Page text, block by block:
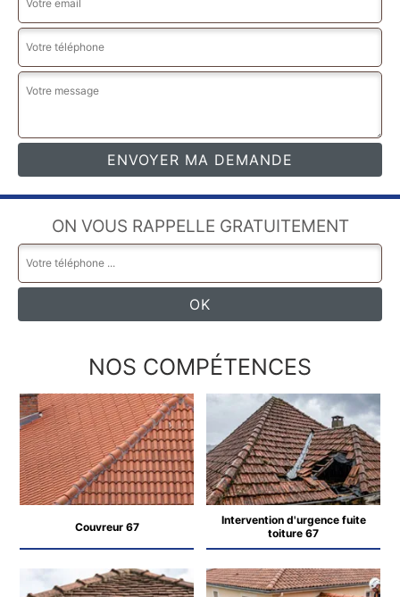
ON VOUS RAPPELLE GRATUITEMENT
NOS COMPÉTENCES
Couvreur 67
Intervention d'urgence fuite
toiture 67